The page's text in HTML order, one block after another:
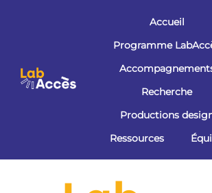
Accueil
Programme
Recherche
Productions
Ressources